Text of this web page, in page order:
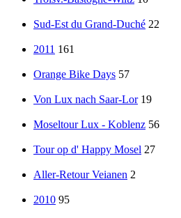
Sud-Est du Grand-Duché 22
2011 161
Orange Bike Days 57
Von Lux nach Saar-Lor 19
Moseltour Lux - Koblenz 56
Tour op d' Happy Mosel 27
Aller-Retour Veianen 2
2010 95